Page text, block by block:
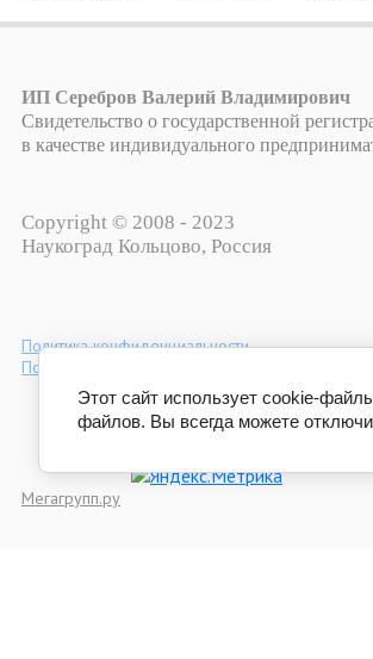
ИП Серебров Валерий Владимирович
Свидетельство о государственной
в качестве индивидуального
Copyright © 2008 - 2023
Наукоград Кольцово, Россия
Политика конфиденциальности
Пользовательское соглашение
Мегагрупп.ру
Этот сайт использует cookie-
файлов. Вы всегда можете